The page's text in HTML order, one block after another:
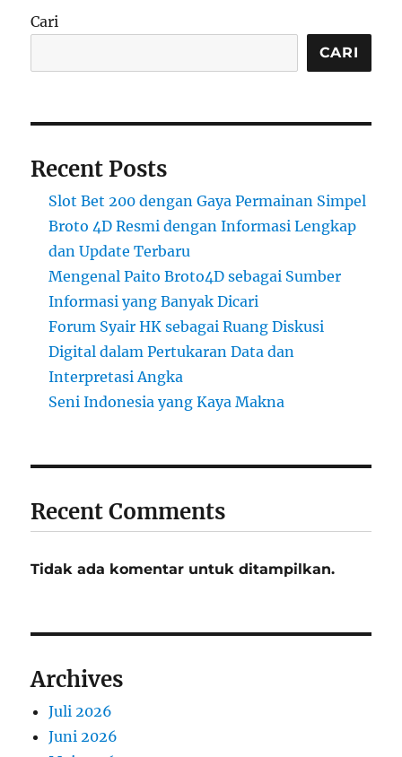
Cari
CARI
Recent Posts
Slot Bet 200 dengan Gaya Permainan Simpel
Broto 4D Resmi dengan Informasi Lengkap
dan Update Terbaru
Mengenal Paito Broto4D sebagai Sumber
Informasi yang Banyak Dicari
Forum Syair HK sebagai Ruang Diskusi
Digital dalam Pertukaran Data dan
Interpretasi Angka
Seni Indonesia yang Kaya Makna
Recent Comments
Tidak ada komentar untuk ditampilkan.
Archives
Juli 2026
Juni 2026